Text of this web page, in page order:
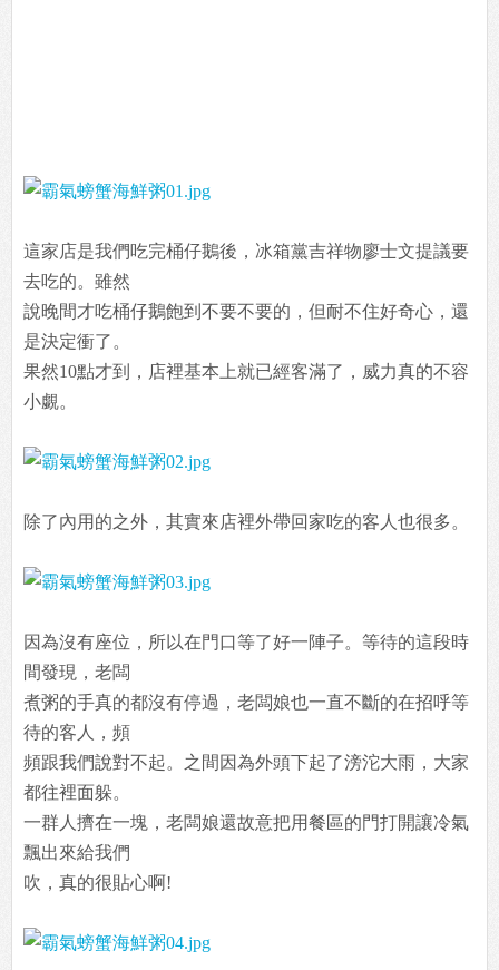
這家店是我們吃完桶仔鵝後，冰箱黨吉祥物廖士文提議要
去吃的。雖然
說晚間才吃桶仔鵝飽到不要不要的，但耐不住好奇心，還
是決定衝了。
果然10點才到，店裡基本上就已經客滿了，威力真的不容
小覷。
除了內用的之外，其實來店裡外帶回家吃的客人也很多。
因為沒有座位，所以在門口等了好一陣子。等待的這段時
間發現，老闆
煮粥的手真的都沒有停過，老闆娘也一直不斷的在招呼等
待的客人，頻
頻跟我們說對不起。之間因為外頭下起了滂沱大雨，大家
都往裡面躲。
一群人擠在一塊，老闆娘還故意把用餐區的門打開讓冷氣
飄出來給我們
吹，真的很貼心啊!